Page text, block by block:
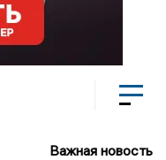
Важная новость